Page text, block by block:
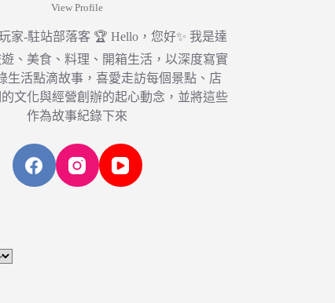
View Profile
家-駐站部落客 🏆 Hello，您好✨ 我是達
、美食、料理、開箱生活，以深度寫實
生活點滴故事，喜愛走訪每個景點、店
文化與經營創辦的起心動念，並將這些
作為故事紀錄下來